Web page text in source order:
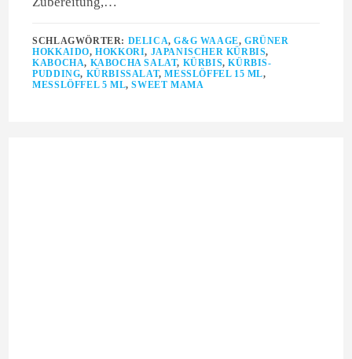
SCHLAGWÖRTER: DELICA,G&G WAAGE,GRÜNER
HOKKAIDO,HOKKORI, JAPANISCHER KÜRBIS,
KABOCHA, KABOCHA SALAT, KÜRBIS,KÜRBIS-
PUDDING, KÜRBISSALAT,MESSLÖFFEL 15 ML,
MESSLÖFFEL 5 ML,SWEET MAMA